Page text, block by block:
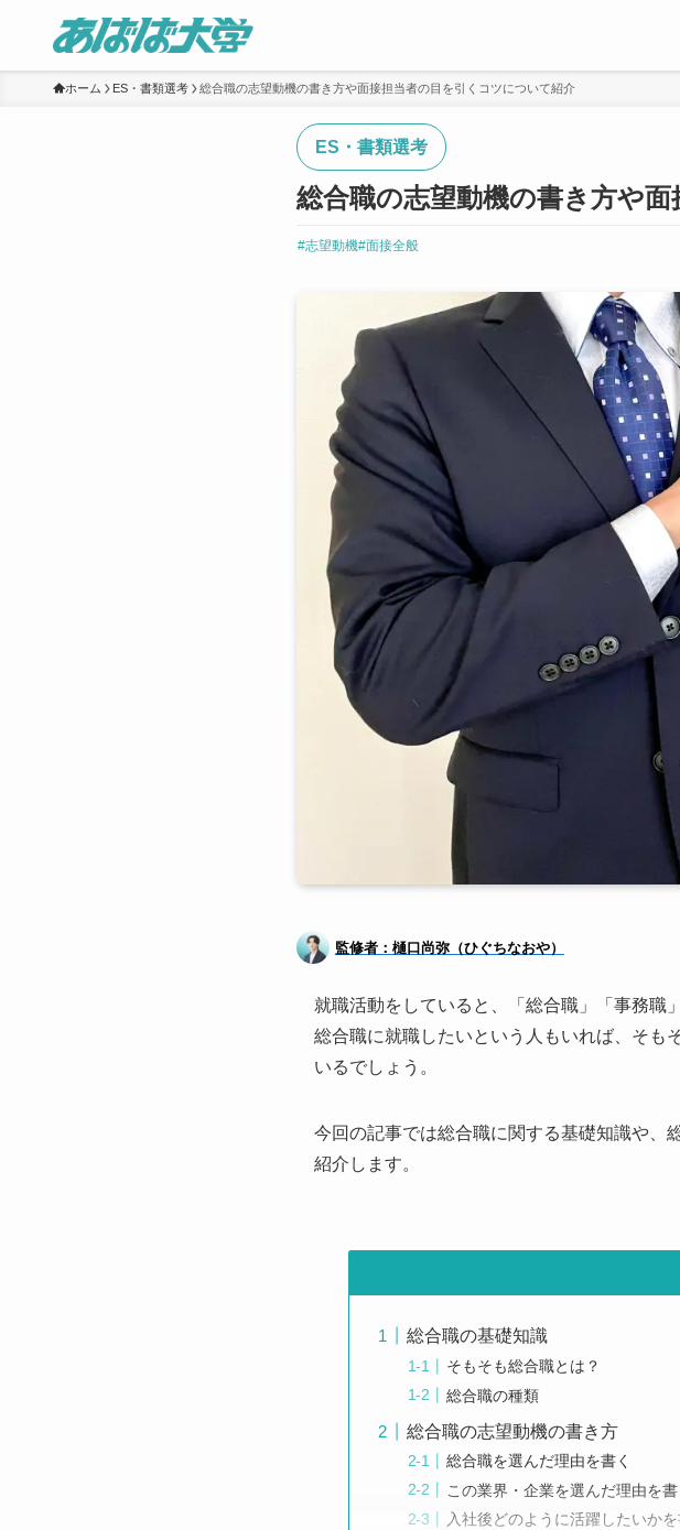
ホーム ES・書類選考 総合職の志望動機の書き方や面接担当者の目を引くコツについて紹介
ES・書類選考
総合職の志望動機の書き方や
#志望動機#面接全般
監修者：樋口尚弥（ひぐちなおや）
就職活動をしていると、「総合職」「事務職
総合職に就職したいという人もいれば、そも
いるでしょう。
今回の記事では総合職に関する基礎知識や、
紹介します。
総合職の基礎知識
そもそも総合職とは？
総合職の種類
総合職の志望動機の書き方
総合職を選んだ理由を書く
この業界・企業を選んだ理由を書
入社後どのように活躍したいかを